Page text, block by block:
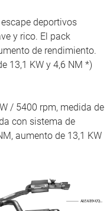
deportivos
y rico. El pack
de rendimiento.
13,1 KW y 4,6 NM *)
/ 5400 rpm, medida de
con sistema de
aumento de 13,1 KW